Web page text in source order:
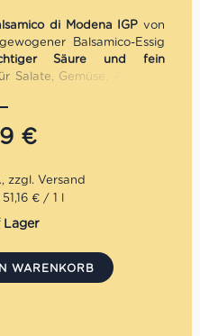
di Modena IGP von
Balsamico-Essig
Säure und fein
Salate, Gemüse, Antipasti
und Alltagsküche
€
€ / 1 l
Lager
WARENKORB